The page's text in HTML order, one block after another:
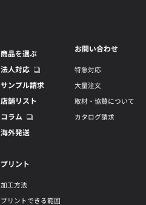
商品を選ぶ
法人対応
サンプル請求
店舗リスト
コラム
海外発送
お問い合わせ
特急対応
大量注文
取材・協賛について
カタログ請求
プリント
加工方法
プリントできる範囲